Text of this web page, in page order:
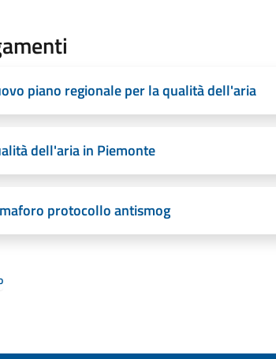
piano regionale per la qualità dell'aria
dell'aria in Piemonte
protocollo antismog